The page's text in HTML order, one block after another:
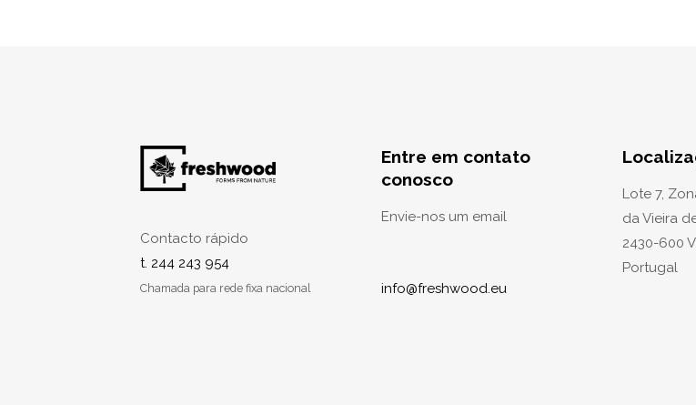
Contacto rápido
t. 244 243 954
Chamada para rede fixa nacional
Entre em contato
conosco
Envie-nos um email
info@freshwood.eu
Lote 7,
da Vieira
2430-600
Portugal